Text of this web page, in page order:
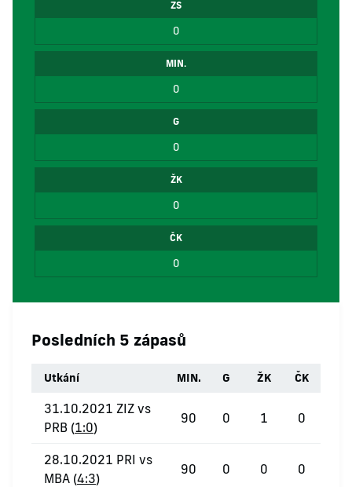
ZS
0
MIN.
0
G
0
ŽK
0
ČK
0
Posledních 5 zápasů
Utkání MIN. G ŽK ČK
31.10.2021 ZIZ vs
PRB (1:0)
90 0 1 0
28.10.2021 PRI vs
MBA (4:3)
90 0 0 0